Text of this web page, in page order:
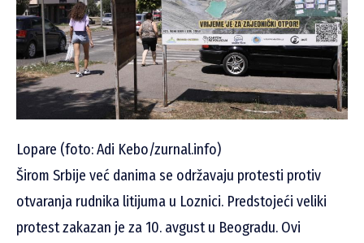
Lopare (foto: Adi Kebo/zurnal.info)
Širom Srbije već danima se održavaju protesti protiv
otvaranja rudnika litijuma u Loznici. Predstojeći veliki
protest zakazan je za 10. avgust u Beogradu. Ovi